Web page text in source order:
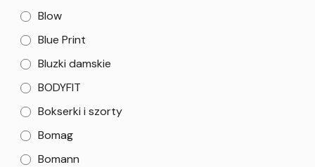
Blow
Blue Print
Bluzki damskie
BODYFIT
Bokserki i szorty
Bomag
Bomann